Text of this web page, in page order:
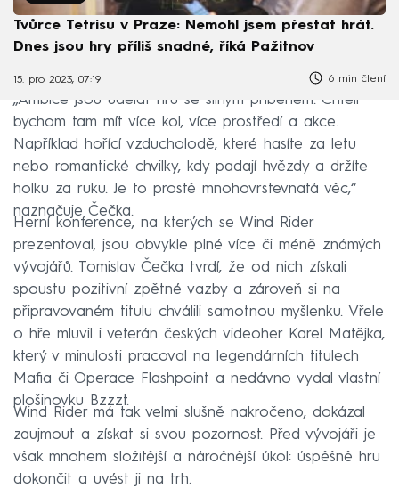
Tvůrce Tetrisu v Praze: Nemohl jsem přestat hrát.
Dnes jsou hry příliš snadné, říká Pažitnov
15. pro 2023, 07:19 6 min čtení
„Ambice jsou udělat hru se silným příběhem. Chtěli
bychom tam mít více kol, více prostředí a akce.
Například hořící vzducholodě, které hasíte za letu
nebo romantické chvilky, kdy padají hvězdy a držíte
holku za ruku. Je to prostě mnohovrstevnatá věc,“
naznačuje Čečka.
Herní konference, na kterých se Wind Rider
prezentoval, jsou obvykle plné více či méně známých
vývojářů. Tomislav Čečka tvrdí, že od nich získali
spoustu pozitivní zpětné vazby a zároveň si na
připravovaném titulu chválili samotnou myšlenku. Vřele
o hře mluvil i veterán českých videoher Karel Matějka,
který v minulosti pracoval na legendárních titulech
Mafia či Operace Flashpoint a nedávno vydal vlastní
plošinovku Bzzzt.
Wind Rider má tak velmi slušně nakročeno, dokázal
zaujmout a získat si svou pozornost. Před vývojáři je
však mnohem složitější a náročnější úkol: úspěšně hru
dokončit a uvést ji na trh.